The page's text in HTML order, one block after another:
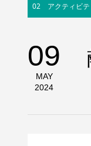
02 アクティビテ
09
MAY
2024